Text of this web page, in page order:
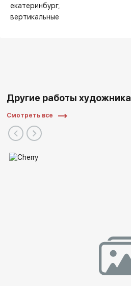
екатеринбург
вертикальные
Другие работы художника
Смотреть все